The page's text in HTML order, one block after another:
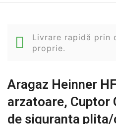
Livrare rapidă prin
proprie.
Aragaz Heinner
arzatoare, Cuptor
de siguranta